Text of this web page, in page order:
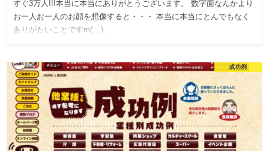
すぐ3万人!!!本当に本当にありがとうございます。 数字面なんかより
お一人お一人のお顔を想像すると・・・ 本当に本当にとんでもなく
ありがたいことですm(__)…
成功例